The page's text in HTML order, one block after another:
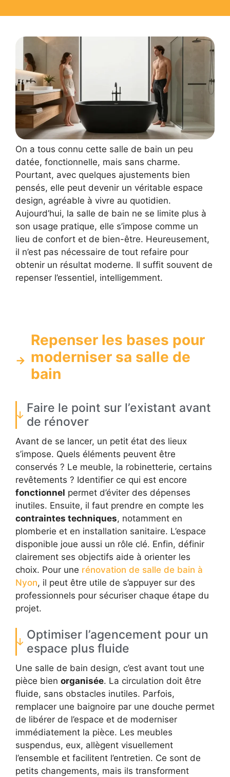
On a tous connu cette salle de bain un peu
datée, fonctionnelle, mais sans charme.
Pourtant, avec quelques ajustements bien
pensés, elle peut devenir un véritable espace
design, agréable à vivre au quotidien.
Aujourd’hui, la salle de bain ne se limite plus à
son usage pratique, elle s’impose comme un
lieu de confort et de bien-être. Heureusement,
il n’est pas nécessaire de tout refaire pour
obtenir un résultat moderne. Il suffit souvent de
repenser l’essentiel, intelligemment.
Repenser les bases pour
moderniser sa salle de
bain
Faire le point sur l’existant avant
de rénover
Avant de se lancer, un petit état des lieux
s’impose. Quels éléments peuvent être
conservés ? Le meuble, la robinetterie, certains
revêtements ? Identifier ce qui est encore
fonctionnel permet d’éviter des dépenses
inutiles. Ensuite, il faut prendre en compte les
contraintes techniques, notamment en
plomberie et en installation sanitaire. L’espace
disponible joue aussi un rôle clé. Enfin, définir
clairement ses objectifs aide à orienter les
choix. Pour une rénovation de salle de bain à
Nyon, il peut être utile de s’appuyer sur des
professionnels pour sécuriser chaque étape du
projet.
Optimiser l’agencement pour un
espace plus fluide
Une salle de bain design, c’est avant tout une
pièce bien organisée. La circulation doit être
fluide, sans obstacles inutiles. Parfois,
remplacer une baignoire par une douche permet
de libérer de l’espace et de moderniser
immédiatement la pièce. Les meubles
suspendus, eux, allègent visuellement
l’ensemble et facilitent l’entretien. Ce sont de
petits changements, mais ils transforment